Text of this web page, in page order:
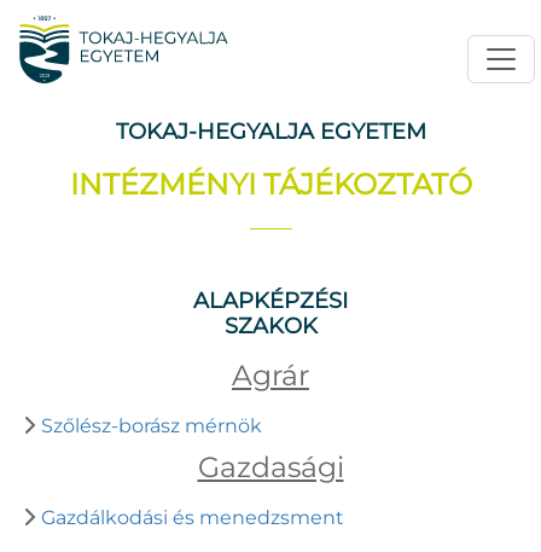
TOKAJ-HEGYALJA EGYETEM
INTÉZMÉNYI TÁJÉKOZTATÓ
ALAPKÉPZÉSI
SZAKOK
Agrár
Szőlész-borász mérnök
Gazdasági
Gazdálkodási és menedzsment